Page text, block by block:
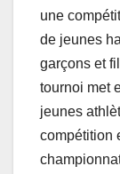
une
de jeunes
garçons et
tournoi met
jeunes
compétition